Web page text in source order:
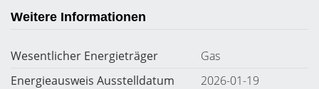
Weitere Informationen
Wesentlicher Energieträger
Gas
Energieausweis Ausstelldatum
2026-01-19